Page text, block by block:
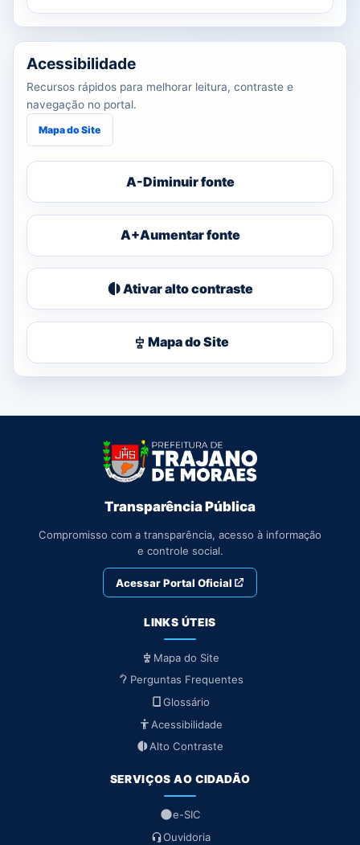
Acessibilidade
Recursos rápidos para melhorar leitura, contraste e
navegação no portal.
Mapa do Site
A-Diminuir fonte
A+Aumentar fonte
Ativar alto contraste
Mapa do Site
Transparência Pública
Compromisso com a transparência, acesso à informação
e controle social.
Acessar Portal Oficial
LINKS ÚTEIS
Mapa do Site
Perguntas Frequentes
Glossário
Acessibilidade
Alto Contraste
SERVIÇOS AO CIDADÃO
e-SIC
Ouvidoria